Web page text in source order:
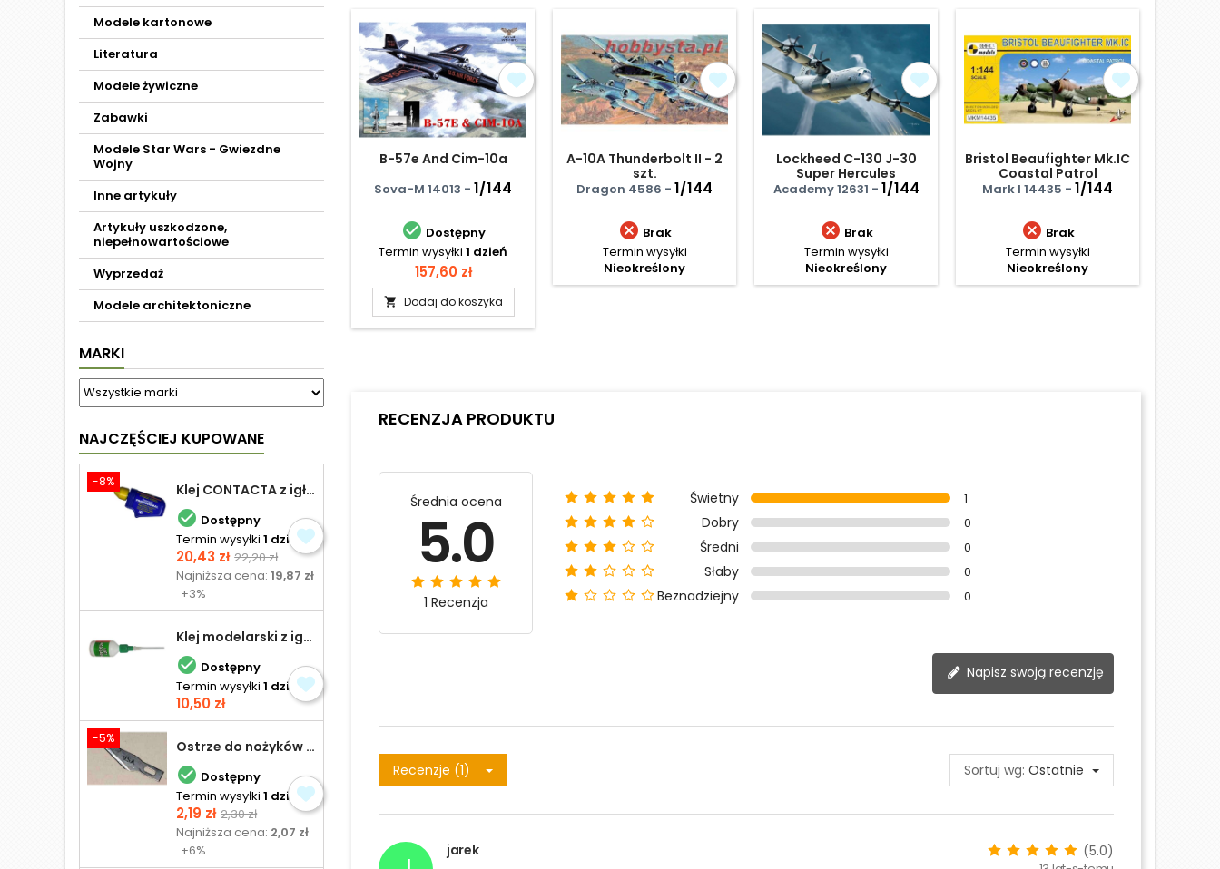
Modele kartonowe
Literatura
Modele żywiczne
Zabawki
Modele Star Wars - Gwiezdne
Wojny
Inne artykuły
Artykuły uszkodzone,
niepełnowartościowe
Wyprzedaż
Modele architektoniczne
MARKI
NAJCZĘŚCIEJ KUPOWANE
-8% Klej CONTACTA z igłą do plastiku 25,0 g
 Dostępny
Termin wysyłki 1 dzień
Cena
20,43 zł Cena
podstawowa
22,20 zł
Najniższa cena:19,87 zł
+3%
Klej modelarski z igłą 30 ml
 Dostępny
Termin wysyłki 1 dzień
Cena
10,50 zł
-5% Ostrze do nożyków Excel
 Dostępny
Termin wysyłki 1 dzień
Cena
2,19 zł Cena
podstawowa
2,30 zł
Najniższa cena: 2,07 zł
+6%
B-57e And Cim-10a
Sova-M 14013 - 1/144
 Dostępny
Termin wysyłki 1 dzień
Cena
157,60 zł
 Dodaj do koszyka
A-10A Thunderbolt II - 2
szt.
Dragon 4586 - 1/144
 Brak
Termin wysyłki
Nieokreślony
Lockheed C-130 J-30
Super Hercules
Academy 12631 - 1/144
 Brak
Termin wysyłki
Nieokreślony
Bristol Beaufighter Mk.IC
Coastal Patrol
Mark I 14435 - 1/144
 Brak
Termin wysyłki
Nieokreślony
RECENZJA PRODUKTU
Średnia ocena
5.0
1 Recenzja
Świetny 1
Dobry 0
Średni 0
Słaby 0
Beznadziejny 0
Napisz swoją recenzję
Recenzje (1) Sortuj wg: Ostatnie
jarek (5.0)